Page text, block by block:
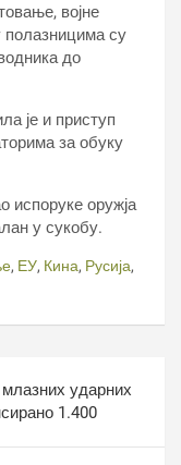
војне
полазницима су
до
је и приступ
за обуку
испоруке оружја
у сукобу.
, ЕУ, Кина, Русија,
ударних
1.400